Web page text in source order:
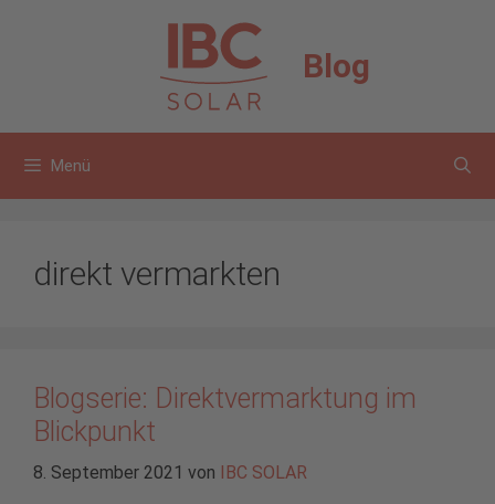
Blog
Menü
direkt vermarkten
Blogserie: Direktvermarktung im
Blickpunkt
8. September 2021 von IBC SOLAR